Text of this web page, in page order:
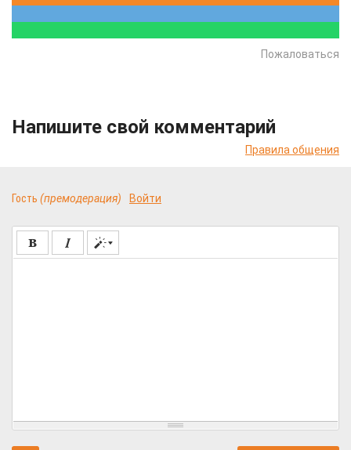
Пожаловаться
Напишите свой комментарий
Правила общения
Гость (премодерация) Войти